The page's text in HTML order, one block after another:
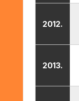
2012.
2013.